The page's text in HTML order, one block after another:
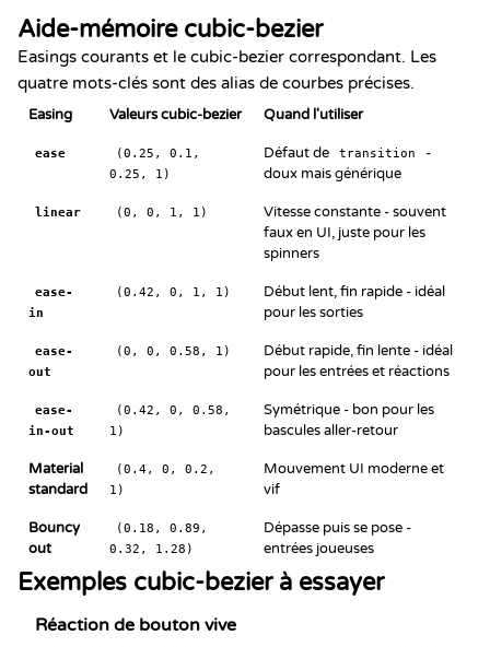
Aide-mémoire cubic-bezier
Easings courants et le cubic-bezier correspondant. Les
quatre mots-clés sont des alias de courbes précises.
Easing Valeurs cubic-bezier Quand l'utiliser
ease
(0.25, 0.1,
0.25, 1)
Défaut de transition
-
doux mais générique
linear (0, 0, 1, 1)
Vitesse constante - souvent
faux en UI, juste pour les
spinners
ease-
in
(0.42, 0, 1, 1)
Début lent, fin rapide - idéal
pour les sorties
ease-
out
(0, 0, 0.58, 1)
Début rapide, fin lente - idéal
pour les entrées et réactions
ease-
in-out
(0.42, 0, 0.58,
1)
Symétrique - bon pour les
bascules aller-retour
Material
standard
(0.4, 0, 0.2,
1)
Mouvement UI moderne et
vif
Bouncy
out
(0.18, 0.89,
0.32, 1.28)
Dépasse puis se pose -
entrées joueuses
Exemples cubic-bezier à essayer
Réaction de bouton vive